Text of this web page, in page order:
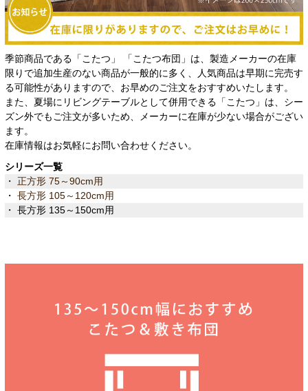
季節商品である「こたつ」 「こたつ布団」は、製造メーカーの在庫
限りで追加生産のない商品が一般的に多く、人気商品は早期に完売す
る可能性がありますので、お早めのご注文をおすすめいたします。
また、夏場にリビングテーブルとして併用できる「こたつ」は、シー
ズン外でもご注文が多いため、メーカーに在庫が少ない場合がござい
ます。
在庫情報はお気軽にお問い合わせください。
シリーズ一覧
・ 正方形 75～90cm用
・ 長方形 105～120cm用
・ 長方形 135～150cm用